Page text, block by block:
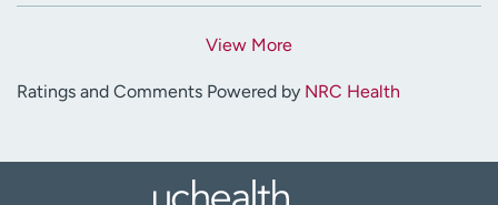
View More
Ratings and Comments Powered by NRC Health